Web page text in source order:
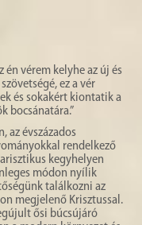
én vérem kelyhe az új és
ez a vér
és sokakért kiontatik a
bocsánatára.”
az évszázados
rendelkező
kegyhelyen
módon nyílik
találkozni az
megjelenő Krisztussal.
ősi búcsújáró